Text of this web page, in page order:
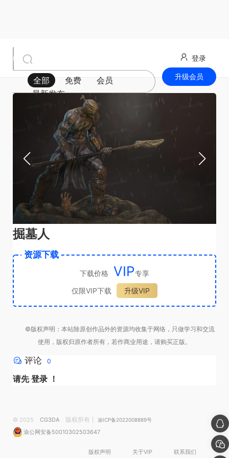
全部 免费
会员
最新发布
登录
升级会员
掘墓人
资源下载
下载价格 VIP专享
仅限VIP下载
升级VIP
©版权声明：本站除原创作品外的资源均收集于网络，只做学习和交流
使用，版权归原作者所有，若作商业用途，请购买正版。
评论 0
请先登录 ！
© 2025 CG3DA 版权所有丨 渝ICP备2022008889号
渝公网安备50010302503647
版权声明 关于VIP 联系我们